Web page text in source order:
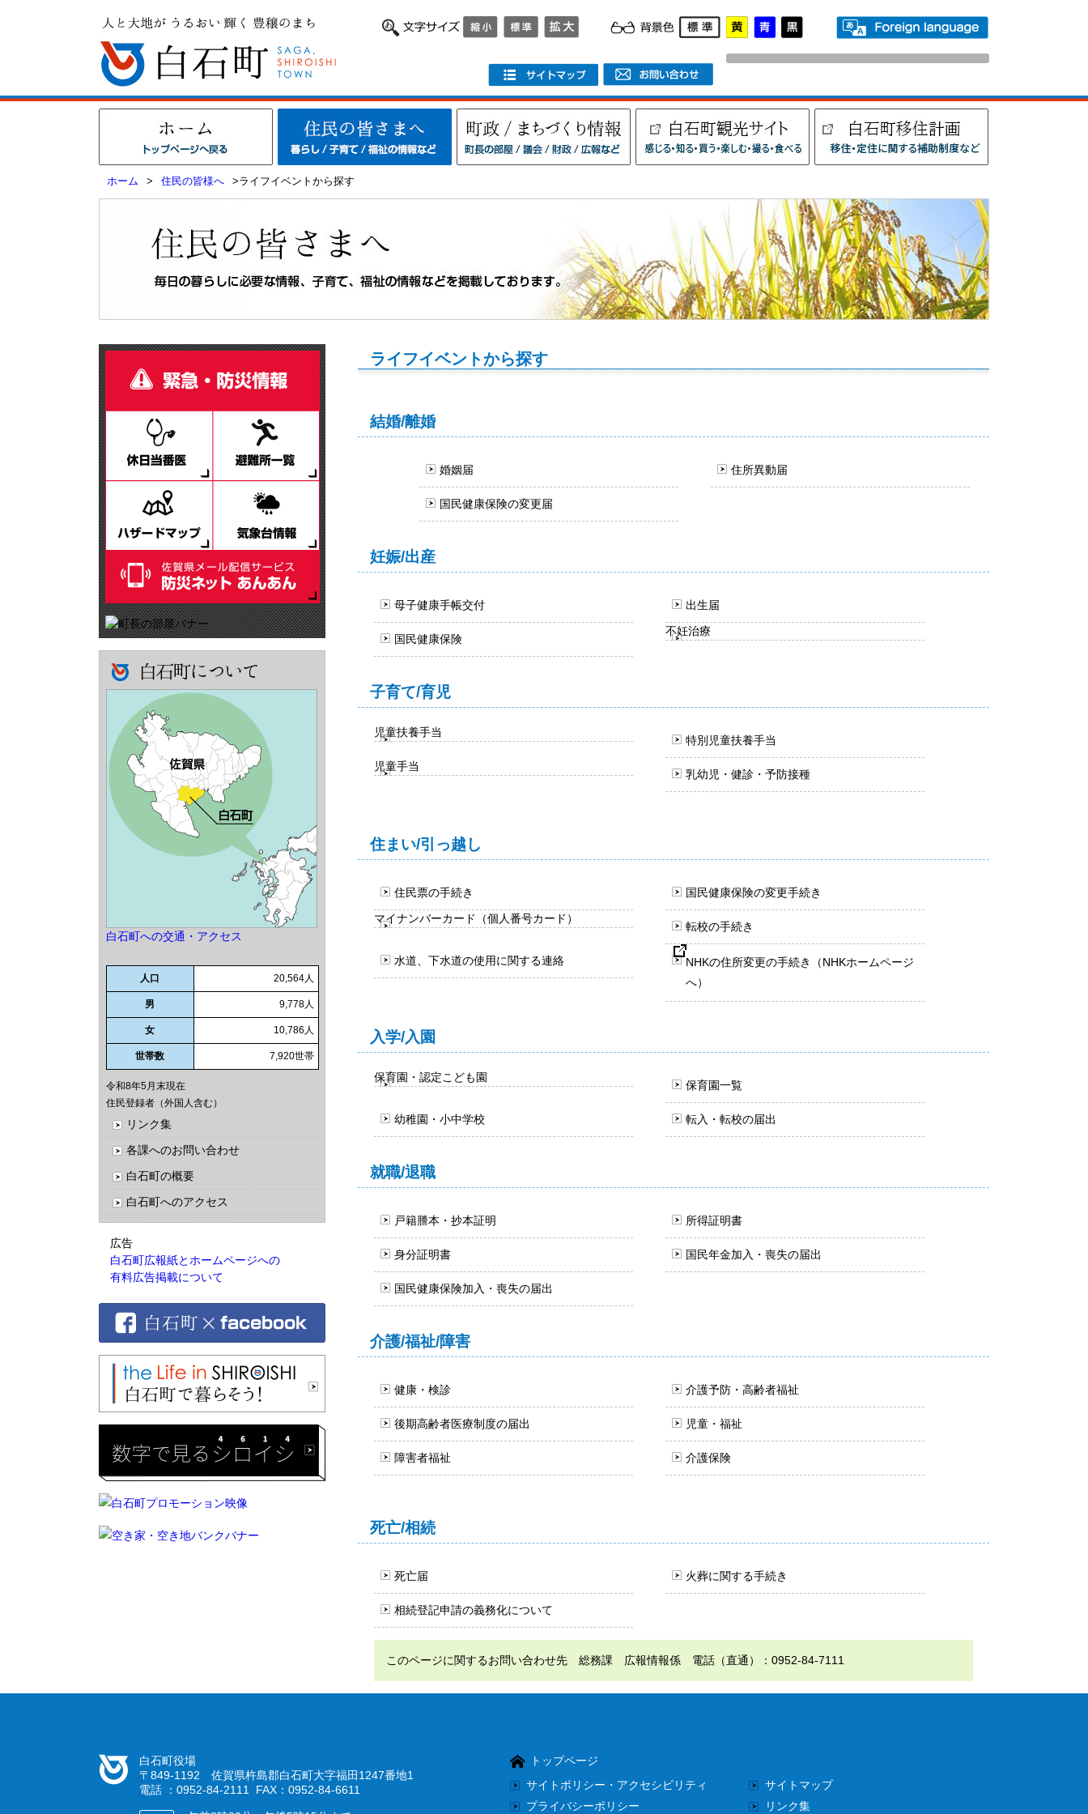
ホーム > 住民の皆様へ >ライフイベントから探す
白石町への交通・アクセス
人口 20,564人
男 9,778人
女 10,786人
世帯数 7,920世帯
令和8年5月末現在
住民登録者（外国人含む）
リンク集
各課へのお問い合わせ
白石町の概要
白石町へのアクセス
広告
白石町広報紙とホームページへの
有料広告掲載について
ライフイベントから探す
結婚/離婚
婚姻届 住所異動届
国民健康保険の変更届
妊娠/出産
母子健康手帳交付 出生届
国民健康保険
不妊治療
子育て/育児
児童扶養手当
特別児童扶養手当
児童手当
乳幼児・健診・予防接種
住まい/引っ越し
住民票の手続き
国民健康保険の変更手続き
マイナンバーカード（個人番号カード）
転校の手続き
水道、下水道の使用に関する連絡
NHKの住所変更の手続き（NHKホームページ
へ）
入学/入園
保育園・認定こども園
保育園一覧
幼稚園・小中学校 転入・転校の届出
就職/退職
戸籍謄本・抄本証明 所得証明書
身分証明書 国民年金加入・喪失の届出
国民健康保険加入・喪失の届出
介護/福祉/障害
健康・検診 介護予防・高齢者福祉
後期高齢者医療制度の届出 児童・福祉
障害者福祉 介護保険
死亡/相続
死亡届 火葬に関する手続き
相続登記申請の義務化について
このページに関するお問い合わせ先 総務課 広報情報係 電話（直通）：0952-84-7111
白石町役場
〒849-1192 佐賀県杵島郡白石町大字福田1247番地1
電話 ：0952-84-2111 FAX：0952-84-6611
トップページ
サイトポリシー・アクセシビリティ
サイトマップ
プライバシーポリシー
リンク集